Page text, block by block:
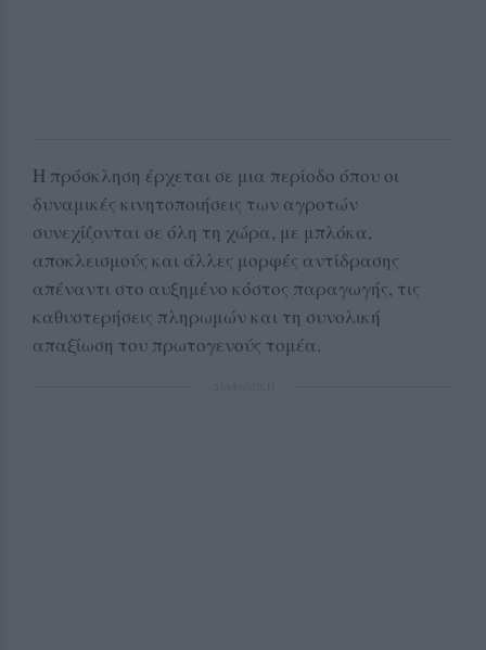
Η πρόσκληση έρχεται σε μια περίοδο όπου οι
δυναμικές κινητοποιήσεις των αγροτών
συνεχίζονται σε όλη τη χώρα, με μπλόκα,
αποκλεισμούς και άλλες μορφές αντίδρασης
απέναντι στο αυξημένο κόστος παραγωγής, τις
καθυστερήσεις πληρωμών και τη συνολική
απαξίωση του πρωτογενούς τομέα.